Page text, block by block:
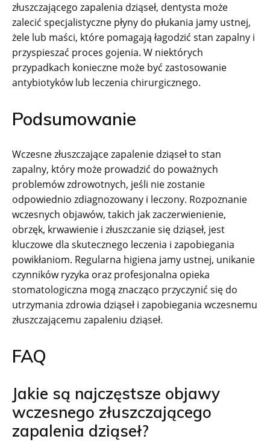
złuszczającego zapalenia dziąseł, dentysta może
zalecić specjalistyczne płyny do płukania jamy ustnej,
żele lub maści, które pomagają łagodzić stan zapalny i
przyspieszać proces gojenia. W niektórych
przypadkach konieczne może być zastosowanie
antybiotyków lub leczenia chirurgicznego.
Podsumowanie
Wczesne złuszczające zapalenie dziąseł to stan
zapalny, który może prowadzić do poważnych
problemów zdrowotnych, jeśli nie zostanie
odpowiednio zdiagnozowany i leczony. Rozpoznanie
wczesnych objawów, takich jak zaczerwienienie,
obrzęk, krwawienie i złuszczanie się dziąseł, jest
kluczowe dla skutecznego leczenia i zapobiegania
powikłaniom. Regularna higiena jamy ustnej, unikanie
czynników ryzyka oraz profesjonalna opieka
stomatologiczna mogą znacząco przyczynić się do
utrzymania zdrowia dziąseł i zapobiegania wczesnemu
złuszczającemu zapaleniu dziąseł.
FAQ
Jakie są najczęstsze objawy
wczesnego złuszczającego
zapalenia dziąseł?